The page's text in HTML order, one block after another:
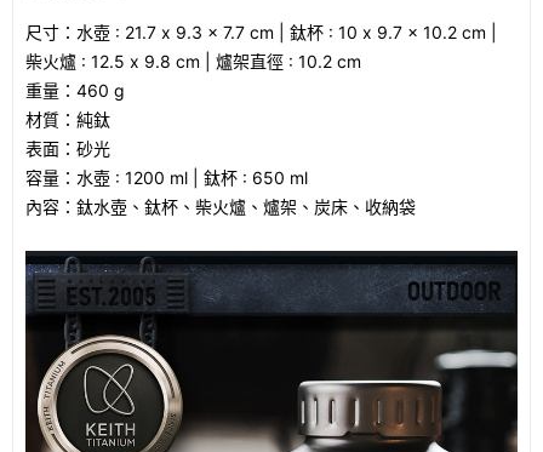
尺寸：水壺 : 21.7 x 9.3 x 7.7 cm | 鈦杯 : 10 x 9.7 x 10.2 cm |
柴火爐 : 12.5 x 9.8 cm | 爐架直徑 : 10.2 cm
重量：460 g
材質：純鈦
表面：砂光
容量：水壺 : 1200 ml | 鈦杯 : 650 ml
內容：鈦水壺、鈦杯、柴火爐、爐架、炭床、收納袋